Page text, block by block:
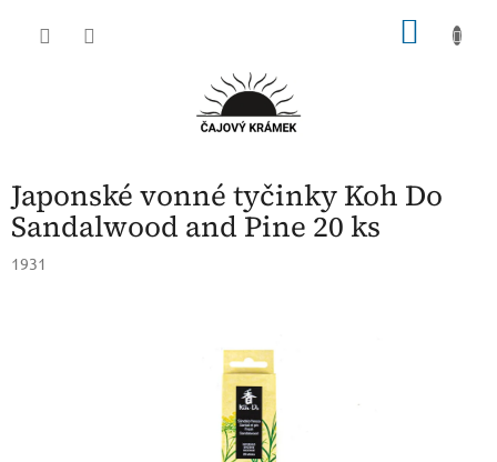
Japonské vonné tyčinky Koh Do
Sandalwood and Pine 20 ks
1931